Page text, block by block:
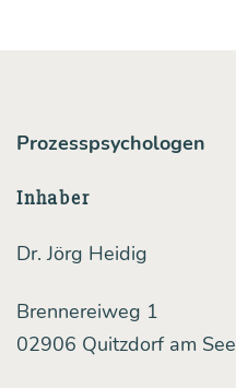
rien
tio­
Prozesspsychologen
Inhaber
Dr. Jörg Heidig
Brennereiweg 1
02906 Quitzdorf am See